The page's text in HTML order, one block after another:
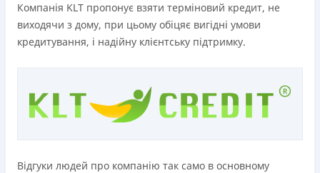
Компанія KLT пропонує взяти терміновий кредит, не
виходячи з дому, при цьому обіцяє вигідні умови
кредитування, і надійну клієнтську підтримку.
Відгуки людей про компанію так само в основному